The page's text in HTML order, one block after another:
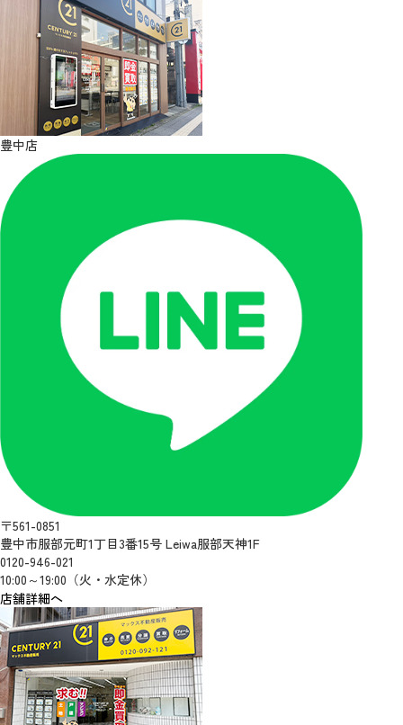
豊中店
〒561-0851
豊中市服部元町1丁目3番15号 Leiwa服部天神1F
0120-946-021
10:00～19:00（火・水定休）
店舗詳細へ